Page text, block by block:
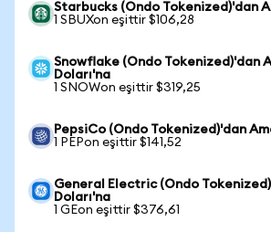
Starbucks (Ondo Tokenized)'dan
1 SBUXon eşittir $106,28
Snowflake (Ondo Tokenized)'dan
Doları'na
1 SNOWon eşittir $319,25
PepsiCo (Ondo Tokenized)'dan
1 PEPon eşittir $141,52
General Electric (Ondo
Doları'na
1 GEon eşittir $376,61